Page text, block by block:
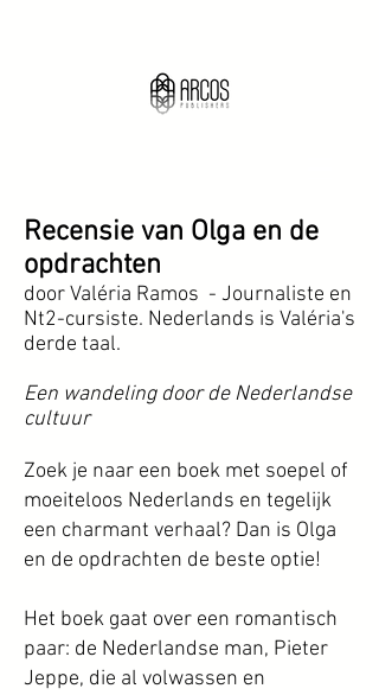
Recensie van Olga en de
opdrachten
door Valéria Ramos - Journaliste en
Nt2-cursiste. Nederlands is Valéria's
derde taal.
Een wandeling door de Nederlandse
cultuur
Zoek je naar een boek met soepel of
moeiteloos Nederlands en tegelijk
een charmant verhaal? Dan is Olga
en de opdrachten de beste optie!
Het boek gaat over een romantisch
paar: de Nederlandse man, Pieter
Jeppe, die al volwassen en